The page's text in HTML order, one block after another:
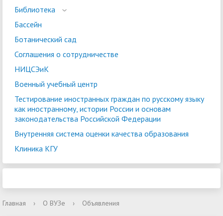
Библиотека
Бассейн
Ботанический сад
Соглашения о сотрудничестве
НИЦСЭиК
Военный учебный центр
Тестирование иностранных граждан по русскому языку
как иностранному, истории России и основам
законодательства Российской Федерации
Внутренняя система оценки качества образования
Клиника КГУ
Главная › О ВУЗе › Объявления